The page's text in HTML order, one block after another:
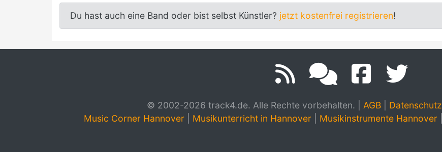
Du hast auch eine Band oder bist selbst Künstler? jetzt kostenfrei registrieren!
© 2002-2026 track4.de. Alle Rechte vorbehalten. AGB| Datenschutz
Music Corner Hannover
Musikunterricht in Hannover Musikinstrumente Hannover